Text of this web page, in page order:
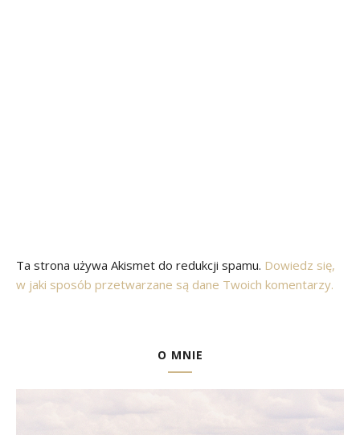
Ta strona używa Akismet do redukcji spamu. Dowiedz się,
w jaki sposób przetwarzane są dane Twoich komentarzy.
O MNIE